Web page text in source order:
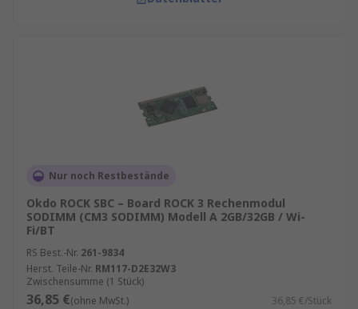
Nur noch Restbestände
Okdo ROCK SBC – Board ROCK 3 Rechenmodul
SODIMM (CM3 SODIMM) Modell A 2GB/32GB / Wi-
Fi/BT
RS Best.-Nr. 261-9834
Herst. Teile-Nr. RM117-D2E32W3
Zwischensumme (1 Stück)
36,85 €(ohne MwSt.) 36,85 €/Stück